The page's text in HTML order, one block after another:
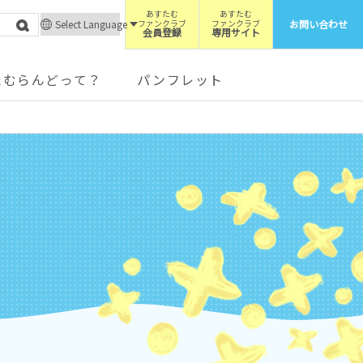
Select Language
らんどって？ パンフレット
あすたむ
ファンクラブ
会員登録
あすたむ
ファンクラブ
専用サイト
お問い合わせ